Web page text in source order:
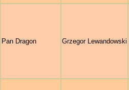
Pan Dragon Grzegor Lewandowski